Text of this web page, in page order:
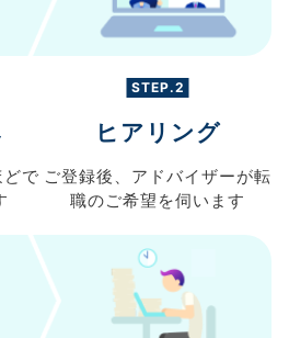
どで
STEP.2
ヒアリング
ご登録後、 アドバイザーが転
職のご希望を伺います